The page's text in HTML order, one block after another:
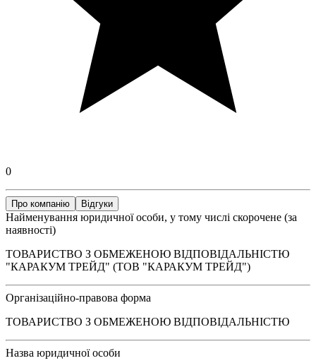
0
Про компанію Відгуки
Найменування юридичної особи, у тому числі скорочене (за
наявності)
ТОВАРИСТВО З ОБМЕЖЕНОЮ ВІДПОВІДАЛЬНІСТЮ
"КАРАКУМ ТРЕЙД" (ТОВ "КАРАКУМ ТРЕЙД")
Організаційно-правова форма
ТОВАРИСТВО З ОБМЕЖЕНОЮ ВІДПОВІДАЛЬНІСТЮ
Назва юридичної особи